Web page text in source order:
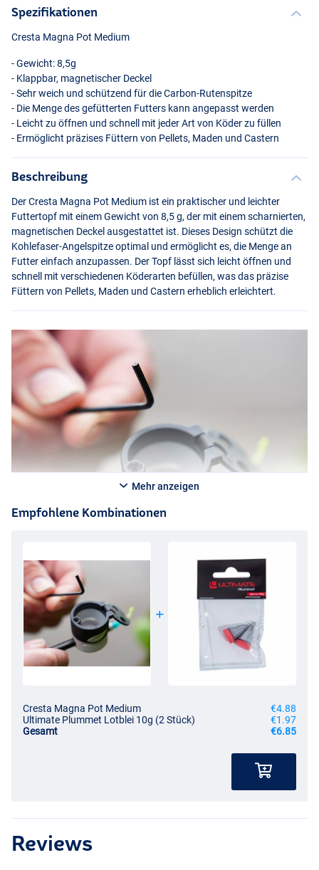
Spezifikationen
Cresta Magna Pot Medium
- Gewicht: 8,5g
- Klappbar, magnetischer Deckel
- Sehr weich und schützend für die Carbon-Rutenspitze
- Die Menge des gefütterten Futters kann angepasst werden
- Leicht zu öffnen und schnell mit jeder Art von Köder zu füllen
- Ermöglicht präzises Füttern von Pellets, Maden und Castern
Beschreibung
Der Cresta Magna Pot Medium ist ein praktischer und leichter
Futtertopf mit einem Gewicht von 8,5 g, der mit einem scharnierten,
magnetischen Deckel ausgestattet ist. Dieses Design schützt die
Kohlefaser-Angelspitze optimal und ermöglicht es, die Menge an
Futter einfach anzupassen. Der Topf lässt sich leicht öffnen und
schnell mit verschiedenen Köderarten befüllen, was das präzise
Füttern von Pellets, Maden und Castern erheblich erleichtert.
Mehr anzeigen
Empfohlene Kombinationen
Cresta Magna Pot Medium
€4.88
Ultimate Plummet Lotblei 10g (2 Stück)
€1.97
Gesamt
€6.85
Reviews